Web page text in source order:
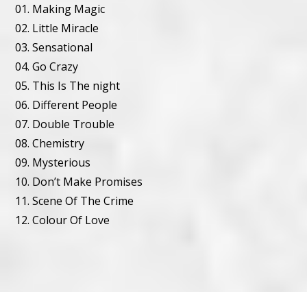
01. Making Magic
02. Little Miracle
03. Sensational
04. Go Crazy
05. This Is The night
06. Different People
07. Double Trouble
08. Chemistry
09. Mysterious
10. Don’t Make Promises
11. Scene Of The Crime
12. Colour Of Love